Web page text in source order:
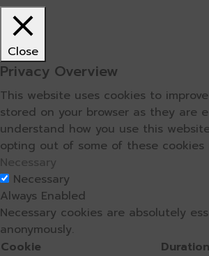
Close
Privacy Overview
This website uses cookies to
stored on your browser as they are
understand how you use this
opting out of some of these
Necessary
Necessary
Always Enabled
Necessary cookies are absolutely
anonymously.
Cookie
Duration